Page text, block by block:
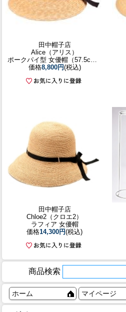
田中帽子店
Alice（アリス）
ポークパイ型 女優帽（57.5cm）
価格8,800円(税込)
田中帽子店
Chloe2（クロエ2）
ラフィア 女優帽
価格14,300円(税込)
商品検索
ホーム マイページ